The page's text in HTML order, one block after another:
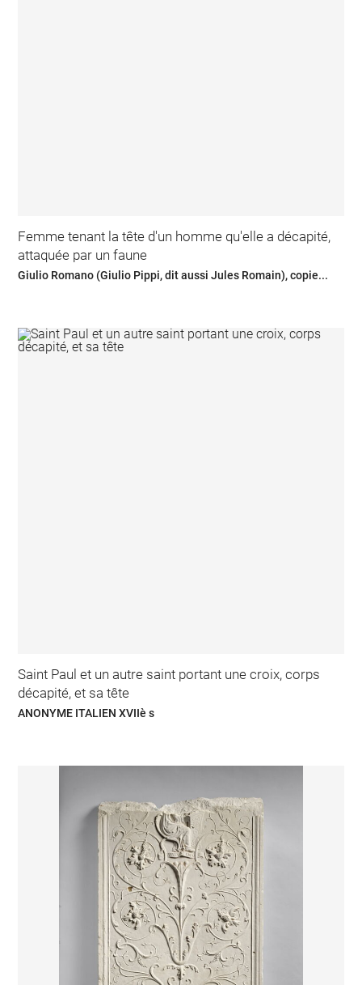
Femme tenant la tête d'un homme qu'elle a décapité,
attaquée par un faune
Giulio Romano (Giulio Pippi, dit aussi Jules Romain), copie...
Saint Paul et un autre saint portant une croix, corps
décapité, et sa tête
ANONYME ITALIEN XVIIè s